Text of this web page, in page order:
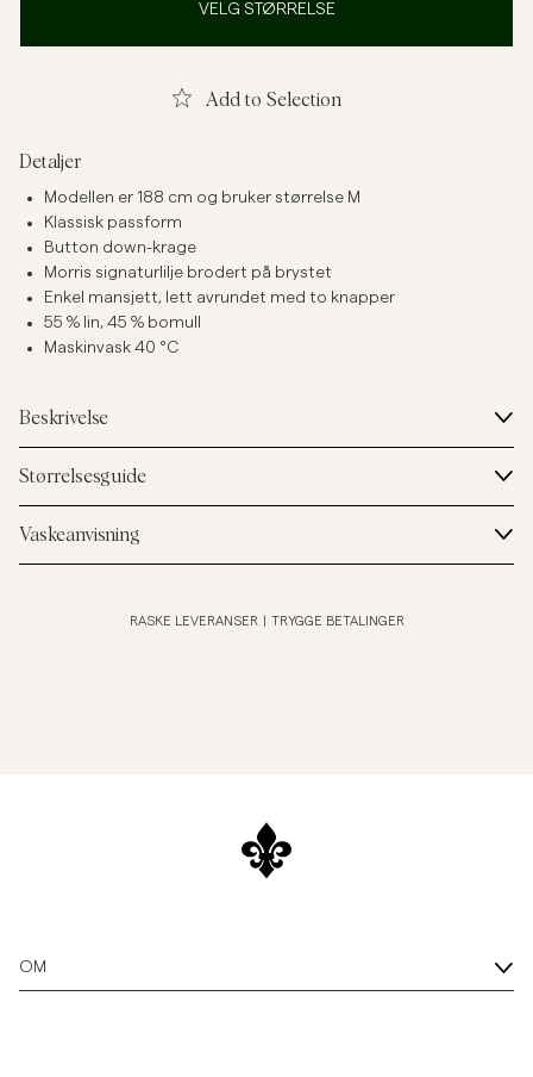
VELG STØRRELSE
Add to Selection
Detaljer
Modellen er 188 cm og bruker størrelse M
Klassisk passform
Button down-krage
Morris signaturlilje brodert på brystet
Enkel mansjett, lett avrundet med to knapper
55 % lin, 45 % bomull
Maskinvask 40 °C
Beskrivelse
Størrelsesguide
Vaskeanvisning
RASKE LEVERANSER TRYGGE BETALINGER
OM